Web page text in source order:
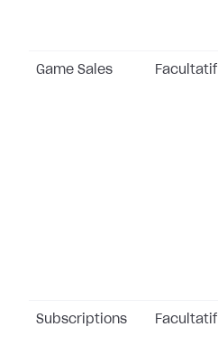
Game Sales Facultatif
Subscriptions Facultatif